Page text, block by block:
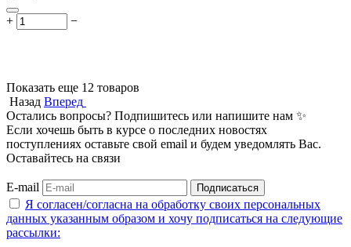
+ −
Показать еще 12 товаров
Назад Вперед
Остались вопросы? Подпишитесь или напишите нам ✨
Если хочешь быть в курсе о последних новостях
поступлениях оставьте свой email и будем уведомлять Вас.
Оставайтесь на связи
E-mail Подписаться
Я согласен/согласна на обработку своих персональных
данных указанным образом и хочу подписаться на следующие
рассылки: